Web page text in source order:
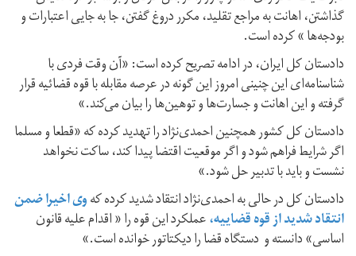
گذاشتن، اهانت به مراجع تقلید، مکرر دروغ گفتن، جا به جایی اعتبارات و
بودجه‌ها » کرده است.
دادستان کل ایران، در ادامه تصریح کرده است: «آن وقت فردی با
شناسنامه‌ای این چنینی امروز این گونه در عرصه مقابله با قوه قضائیه قرار
گرفته و این اهانت و جسارت‌ها و توهین‌ها را بیان می‌کند.»
دادستان کل کشور همچنین احمدی‌نژاد را تهدید کرده که «قطعا و مسلما
اگر شرایط فراهم شود و اگر موقعیت اقتضا پیدا کند، ساکت نخواهد
نشست و باید با تدبیر حل شود.»
دادستان کل در حالی به احمدی‌نژاد انتقاد شدید کرده کهوی اخیرا ضمن
انتقاد شدید از قوه قضاییه،عملکرد این قوه را « اقدام علیه قانون
اساسی» دانسته و دستگاه قضا را دیکتاتور خوانده است.»